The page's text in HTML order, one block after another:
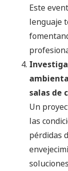
Este
lenguaje
salas de
Un
las
pérdidas